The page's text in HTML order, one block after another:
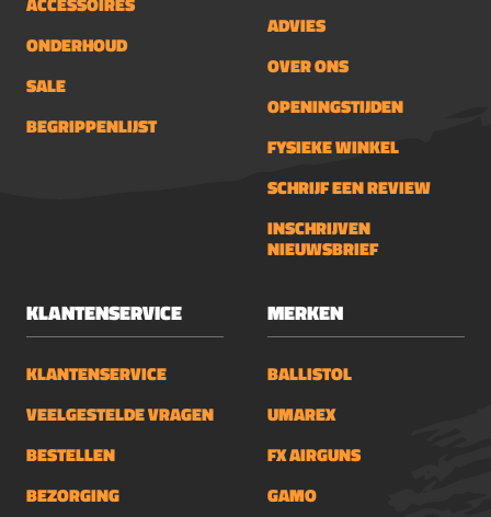
ONDERHOUD
SALE
BEGRIPPENLIJST
ADVIES
OVER ONS
OPENINGSTIJDEN
FYSIEKE WINKEL
SCHRIJF EEN REVIEW
INSCHRIJVEN
NIEUWSBRIEF
KLANTENSERVICE
KLANTENSERVICE
VEELGESTELDE VRAGEN
BESTELLEN
BEZORGING
MERKEN
BALLISTOL
UMAREX
FX AIRGUNS
GAMO